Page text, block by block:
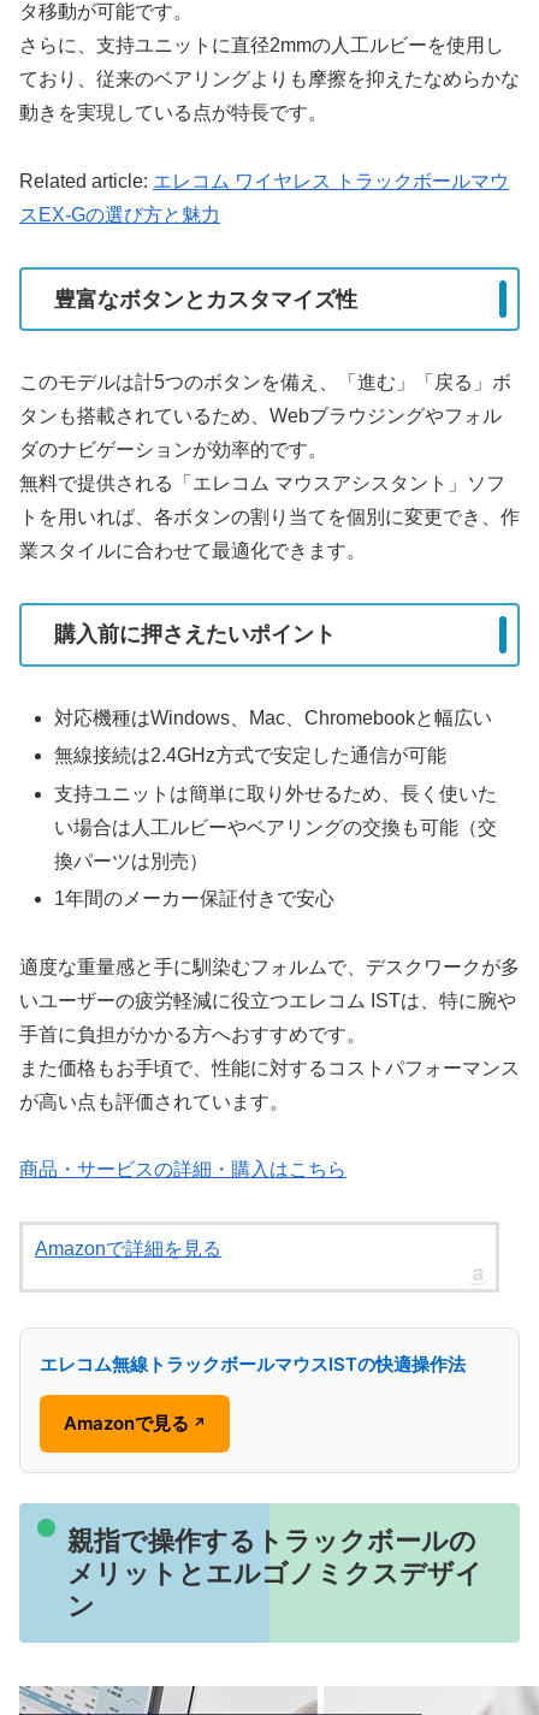
タ移動が可能です。
さらに、支持ユニットに直径2mmの人工ルビーを使用し
ており、従来のベアリングよりも摩擦を抑えたなめらかな
動きを実現している点が特長です。
Related article: エレコム ワイヤレス トラックボールマウ
スEX-Gの選び方と魅力
豊富なボタンとカスタマイズ性
このモデルは計5つのボタンを備え、「進む」「戻る」ボ
タンも搭載されているため、Webブラウジングやフォル
ダのナビゲーションが効率的です。
無料で提供される「エレコム マウスアシスタント」ソフ
トを用いれば、各ボタンの割り当てを個別に変更でき、作
業スタイルに合わせて最適化できます。
購入前に押さえたいポイント
対応機種はWindows、Mac、Chromebookと幅広い
無線接続は2.4GHz方式で安定した通信が可能
支持ユニットは簡単に取り外せるため、長く使いた
い場合は人工ルビーやベアリングの交換も可能（交
換パーツは別売）
1年間のメーカー保証付きで安心
適度な重量感と手に馴染むフォルムで、デスクワークが多
いユーザーの疲労軽減に役立つエレコム ISTは、特に腕や
手首に負担がかかる方へおすすめです。
また価格もお手頃で、性能に対するコストパフォーマンス
が高い点も評価されています。
商品・サービスの詳細・購入はこちら
Amazonで詳細を見る
エレコム無線トラックボールマウスISTの快適操作法
Amazonで見る ↗
親指で操作するトラックボールの
メリットとエルゴノミクスデザイ
ン